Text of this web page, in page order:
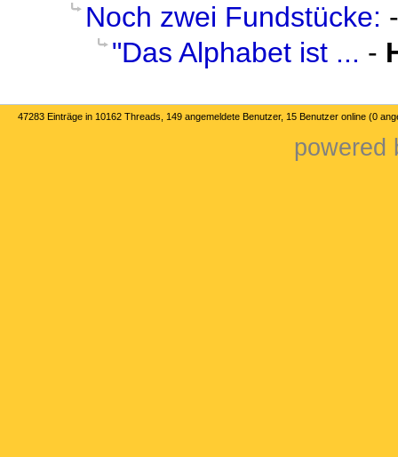
Noch zwei Fundstücke:
"Das Alphabet ist ... -
47283 Einträge in 10162 Threads, 149 angemeldete Benutzer, 15 Benutzer online (0
powered